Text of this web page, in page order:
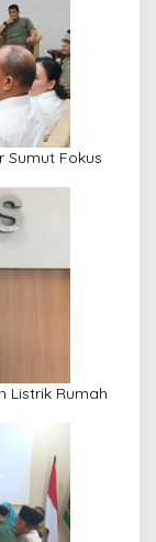
Sumut Fokus
Listrik Rumah